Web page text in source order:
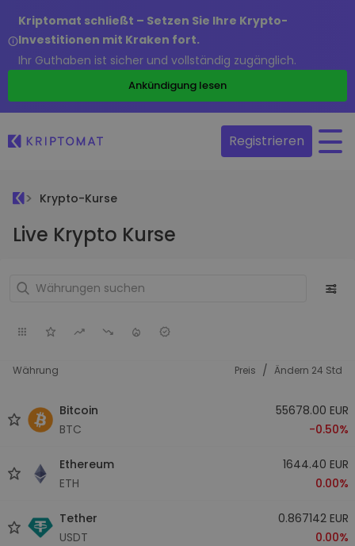
Kriptomat schließt – Setzen Sie Ihre Krypto-
Investitionen mit Kraken fort.
Ihr Guthaben ist sicher und vollständig zugänglich.
Ankündigung lesen
Registrieren
Krypto-Kurse
Live Krypto Kurse
Währung Preis / Ändern 24 Std
Bitcoin
BTC
55678.00 EUR
-0.50%
Ethereum
ETH
1644.40 EUR
0.00%
Tether
USDT
0.867142 EUR
0.00%